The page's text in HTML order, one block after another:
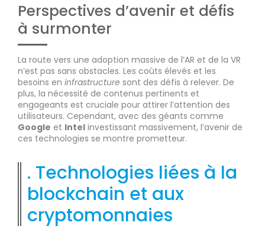
Perspectives d’avenir et défis
à surmonter
La route vers une adoption massive de l’AR et de la VR
n’est pas sans obstacles. Les coûts élevés et les
besoins en infrastructure sont des défis à relever. De
plus, la nécessité de contenus pertinents et
engageants est cruciale pour attirer l’attention des
utilisateurs. Cependant, avec des géants comme
Google et Intel investissant massivement, l’avenir de
ces technologies se montre prometteur.
. Technologies liées à la
blockchain et aux
cryptomonnaies